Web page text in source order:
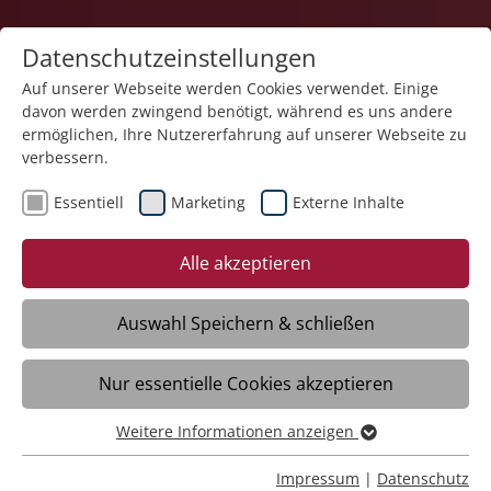
Pflege
Leben am See St. Antonius
Friedrichshafen
Datenschutzeinstellungen
Auf unserer Webseite werden Cookies verwendet. Einige
davon werden zwingend benötigt, während es uns andere
ermöglichen, Ihre Nutzererfahrung auf unserer Webseite zu
verbessern.
Essentiell Marketing Externe Inhalte
Alle akzeptieren
Auswahl Speichern & schließen
Nur essentielle Cookies akzeptieren
Essentiell
Essentielle Cookies werden für grundlegende Funktionen
Weitere Informationen anzeigen
Impressum | Datenschutz